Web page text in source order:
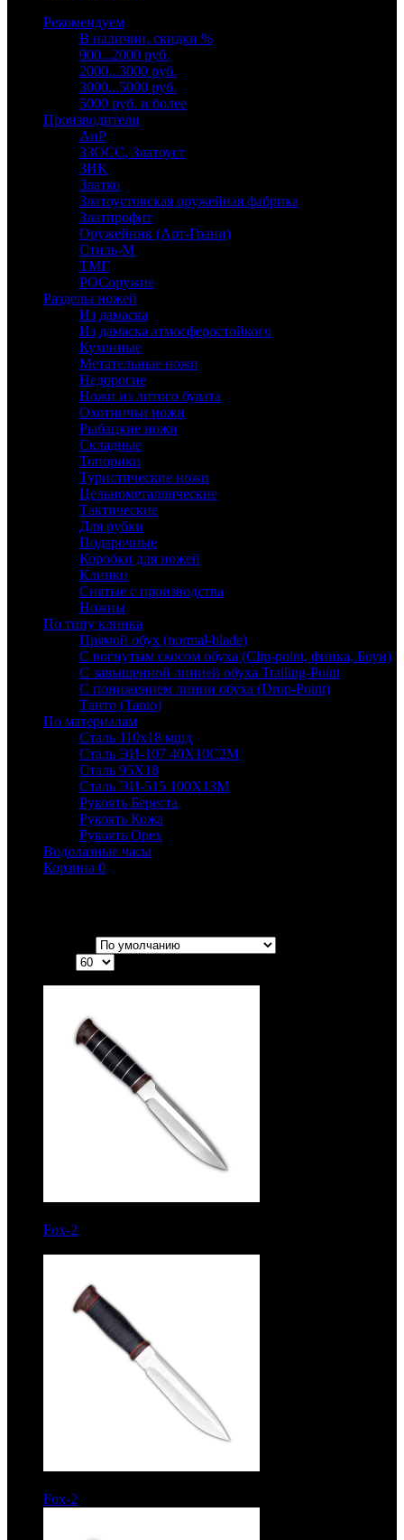
Рекомендуем
В наличии, скидки %
900...2000 руб.
2000...3000 руб.
3000...5000 руб.
5000 руб. и более
Производители
АиР
ЗЗОСС, Златоуст
ЗИК
Златко
Златоустовская оружейная фабрика
Златпрофит
Оружейник (Арт-Грани)
Стиль-М
ТМГ
РОСоружие
Разделы ножей
Из дамаска
Из дамаска атмосферостойкого
Кухонные
Метательные ножи
Недорогие
Ножи из литого булата
Охотничьи ножи
Рыбацкие ножи
Складные
Топорики
Туристические ножи
Цельнометаллические
Тактические
Для рубки
Подарочные
Коробки для ножей
Клинки
Снятые с производства
Ножны
По типу клинка
Прямой обух (normal-blade)
С вогнутым скосом обуха (Clip-point, финка, Боуи)
С завышенной линией обуха Trailing-Point
С понижением линии обуха (Drop-Point)
Танто (Tanto)
По материалам
Сталь 110х18 мшд
Сталь ЭИ-107 40Х10С2М
Сталь 95Х18
Сталь ЭИ-515 100Х13М
Рукоять Береста
Рукоять Кожа
Рукоять Орех
Водолазные часы
Корзина 0
Fox-2
Fox-2